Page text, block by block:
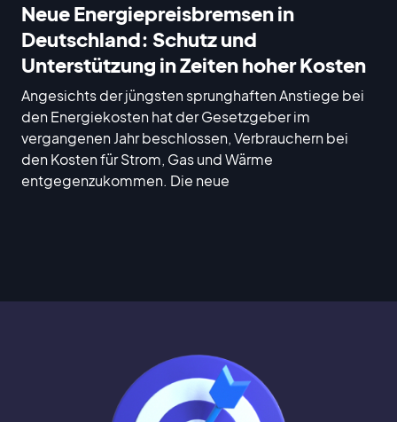
Neue Energiepreisbremsen in
Deutschland: Schutz und
Unterstützung in Zeiten hoher Kosten
Angesichts der jüngsten sprunghaften Anstiege bei
den Energiekosten hat der Gesetzgeber im
vergangenen Jahr beschlossen, Verbrauchern bei
den Kosten für Strom, Gas und Wärme
entgegenzukommen. Die neue